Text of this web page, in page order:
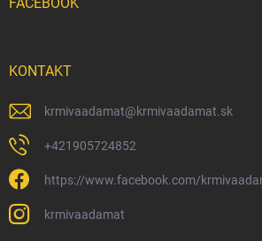
KONTAKT
krmivaadamat@krmivaadamat.sk
+421905724852
https://www.facebook.com/
krmivaadamat